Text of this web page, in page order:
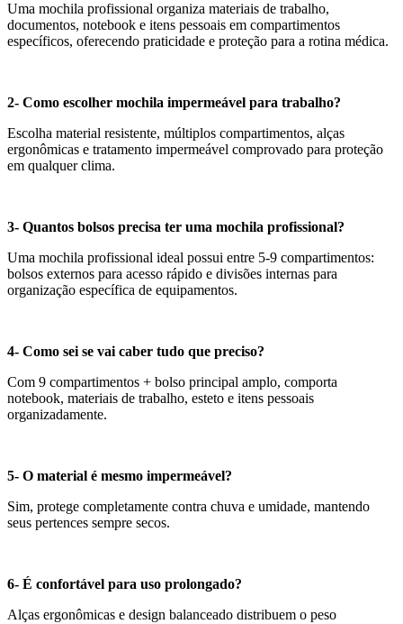
Uma mochila profissional organiza materiais de trabalho,
documentos, notebook e itens pessoais em compartimentos
específicos, oferecendo praticidade e proteção para a rotina médica.
2- Como escolher mochila impermeável para trabalho?
Escolha material resistente, múltiplos compartimentos, alças
ergonômicas e tratamento impermeável comprovado para proteção
em qualquer clima.
3- Quantos bolsos precisa ter uma mochila profissional?
Uma mochila profissional ideal possui entre 5-9 compartimentos:
bolsos externos para acesso rápido e divisões internas para
organização específica de equipamentos.
4- Como sei se vai caber tudo que preciso?
Com 9 compartimentos + bolso principal amplo, comporta
notebook, materiais de trabalho, esteto e itens pessoais
organizadamente.
5- O material é mesmo impermeável?
Sim, protege completamente contra chuva e umidade, mantendo
seus pertences sempre secos.
6- É confortável para uso prolongado?
Alças ergonômicas e design balanceado distribuem o peso